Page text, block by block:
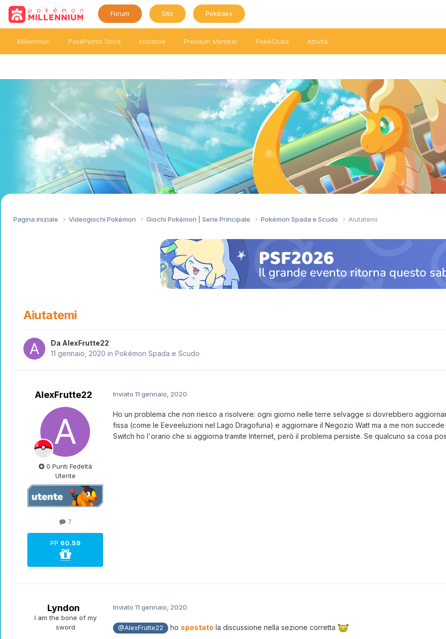
Forum Sito Pokédex
Millennium PokéPoints Store Iniziative Premium Member PokéClubs Attività
Pagina iniziale Videogiochi Pokémon Giochi Pokémon | Serie Principale Pokémon Spada e Scudo Aiutatemi
Aiutatemi
Da AlexFrutte22
11 gennaio, 2020 in Pokémon Spada e Scudo
AlexFrutte22
0 Punti Fedeltà
Utente
7
PP 60.59
Inviato 11 gennaio, 2020
Ho un problema che non riesco a risolvere: ogni giorno nelle terre selvagge si dovrebbero
fissa (come le Eeveeluzioni nel Lago Dragofuria) e aggiornare il Negozio Watt ma a me non
Switch ho l'orario che si aggiorna tramite Internet, però il problema persiste. Se qualcuno sa cosa
Lyndon
I am the bone of my
sword
Inviato 11 gennaio, 2020
@AlexFrutte22 ho spostato la discussione nella sezione corretta